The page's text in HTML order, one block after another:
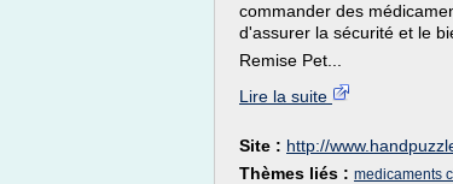
commander des
d'assurer la sécurité et le
Remise Pet...
Lire la suite
Site : http://
Thèmes liés : medicaments